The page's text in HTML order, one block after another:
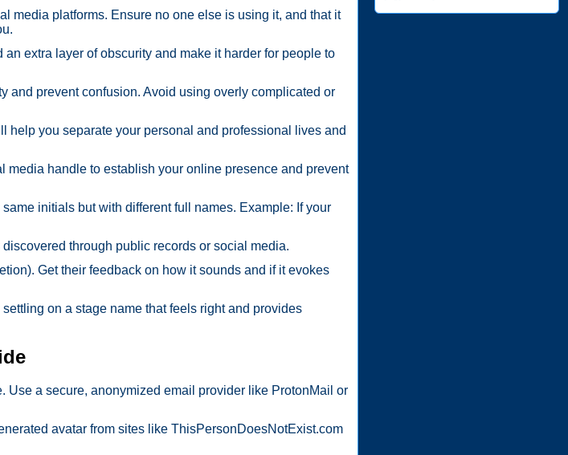
media platforms. Ensure no one else is using it, and that it
extra layer of obscurity and make it harder for people to
and prevent confusion. Avoid using overly complicated or
you separate your personal and professional lives and
handle to establish your online presence and prevent
initials but with different full names. Example: If your
through public records or social media.
Get their feedback on how it sounds and if it evokes
on a stage name that feels right and provides
a secure, anonymized email provider like ProtonMail or
avatar from sites like ThisPersonDoesNotExist.com